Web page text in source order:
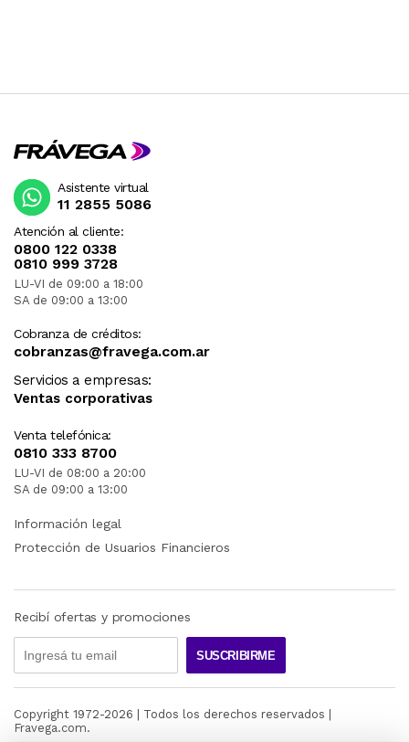
Atención al cliente:
0800 122 0338
0810 999 3728
LU-VI de 09:00 a 18:00
SA de 09:00 a 13:00
Cobranza de créditos:
cobranzas@fravega.com.ar
Servicios a empresas:
Ventas corporativas
Venta telefónica:
0810 333 8700
LU-VI de 08:00 a 20:00
SA de 09:00 a 13:00
Asistente virtual
11 2855 5086
Información legal
Protección de Usuarios Financieros
Recibí ofertas y promociones
SUSCRIBIRME
Copyright 1972-2026 | Todos los derechos reservados |
Fravega.com.